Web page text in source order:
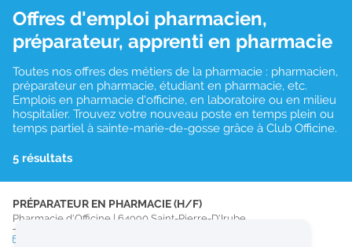
Offres d'emploi pharmacien,
préparateur, apprenti en pharmacie
Toutes nos offres des métiers de la pharmacie : pharmacien,
préparateur en pharmacie, étudiant en pharmacie, etc.
Emplois en pharmacie d'officine, en laboratoire ou en milieu
hospitalier. Trouvez votre nouveau poste en temps plein ou
temps partiel à sainte-marie-de-gosse grâce à Club Officine.
5 résultats
PRÉPARATEUR EN PHARMACIE (H/F)
Pharmacie d'Officine | 64990 Saint-Pierre-D'Irube